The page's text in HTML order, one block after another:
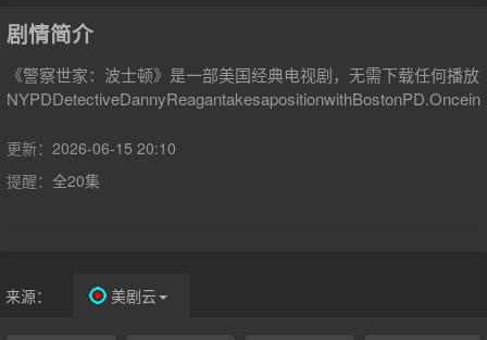
剧情简介
《警察世家：波士顿》是一部美国经典电视剧，无需下载任何播
更新： 2026-06-15 20:10
提醒： 全20集
来源： 美剧云